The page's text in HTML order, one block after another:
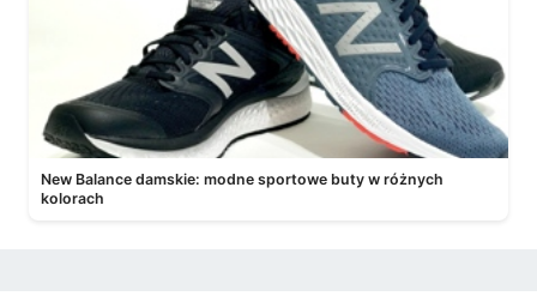
New Balance damskie: modne sportowe buty w różnych
kolorach